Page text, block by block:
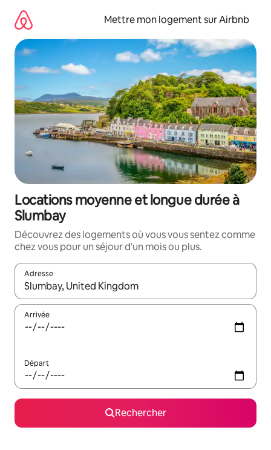
directement
contenu
Mettre mon logement sur Airbnb
Locations moyenne et longue durée à
Slumbay
Découvrez des logements où vous vous sentez comme
chez vous pour un séjour d'un mois ou plus.
Adresse
Lorsque les résultats s'affichent, utilisez les flèches vers le
Arrivée
Départ
Rechercher